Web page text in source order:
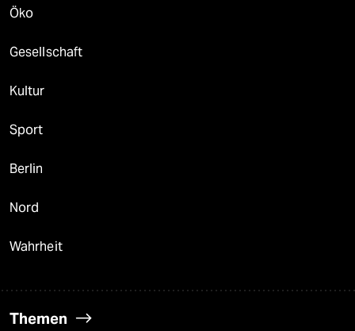
Öko
Gesellschaft
Kultur
Sport
Berlin
Nord
Wahrheit
Themen